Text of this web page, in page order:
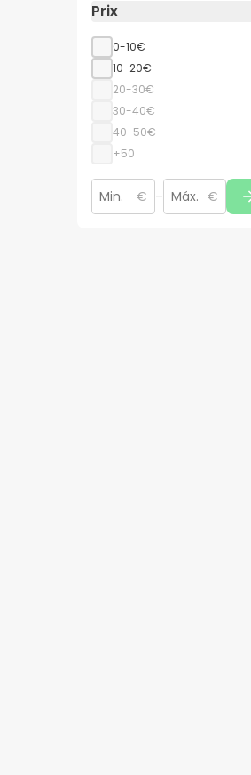
Prix
0-10€
10-20€
20-30€
30-40€
40-50€
+50
€ – €